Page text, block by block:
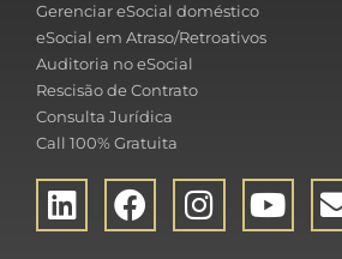
Gerenciar eSocial doméstico
eSocial em Atraso/Retroativos
Auditoria no eSocial
Rescisão de Contrato
Consulta Jurídica
Call 100% Gratuita